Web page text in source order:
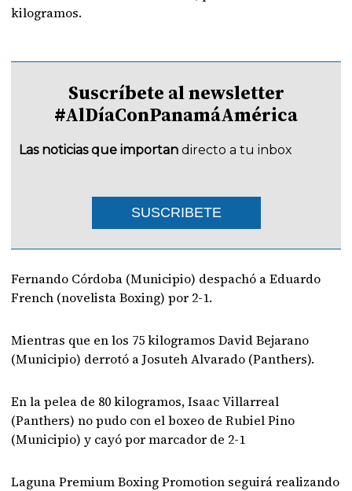
kilogramos.
Suscríbete al newsletter
#AlDíaConPanamáAmérica
Las noticias que importan directo a tu inbox
SUSCRIBETE
Fernando Córdoba (Municipio) despachó a Eduardo
French (novelista Boxing) por 2-1.
Mientras que en los 75 kilogramos David Bejarano
(Municipio) derrotó a Josuteh Alvarado (Panthers).
En la pelea de 80 kilogramos, Isaac Villarreal
(Panthers) no pudo con el boxeo de Rubiel Pino
(Municipio) y cayó por marcador de 2-1
Laguna Premium Boxing Promotion seguirá realizando